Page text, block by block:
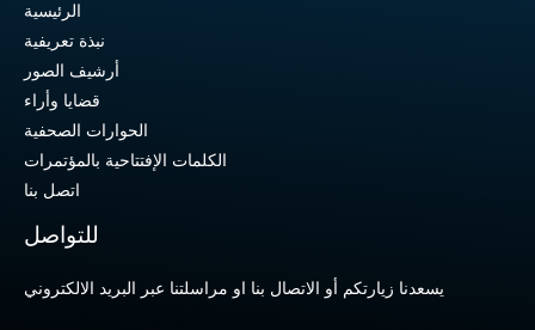
الرئيسية
نبذة تعريفية
أرشيف الصور
قضايا وأراء
الحوارات الصحفية
الكلمات الإفتتاحية بالمؤتمرات
اتصل بنا
للتواصل
يسعدنا زيارتكم أو الاتصال بنا او مراسلتنا عبر البريد الالكتروني